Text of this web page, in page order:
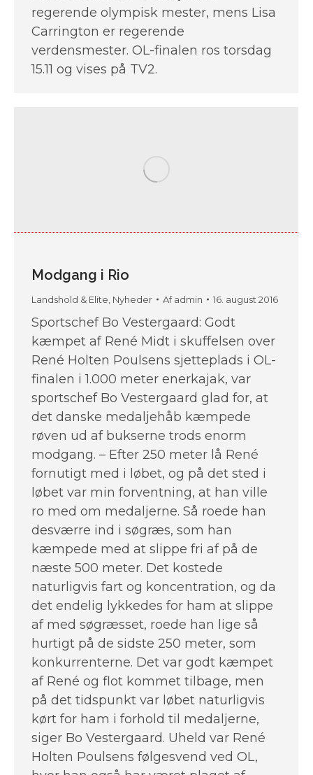
regerende olympisk mester, mens Lisa
Carrington er regerende
verdensmester. OL-finalen ros torsdag
15.11 og vises på TV2.
Modgang i Rio
Landshold & Elite, Nyheder Afadmin 16. august 2016
Sportschef Bo Vestergaard: Godt
kæmpet af René Midt i skuffelsen over
René Holten Poulsens sjetteplads i OL-
finalen i 1.000 meter enerkajak, var
sportschef Bo Vestergaard glad for, at
det danske medaljehåb kæmpede
røven ud af bukserne trods enorm
modgang. – Efter 250 meter lå René
fornutigt med i løbet, og på det sted i
løbet var min forventning, at han ville
ro med om medaljerne. Så roede han
desværre ind i søgræs, som han
kæmpede med at slippe fri af på de
næste 500 meter. Det kostede
naturligvis fart og koncentration, og da
det endelig lykkedes for ham at slippe
af med søgræsset, roede han lige så
hurtigt på de sidste 250 meter, som
konkurrenterne. Det var godt kæmpet
af René og flot kommet tilbage, men
på det tidspunkt var løbet naturligvis
kørt for ham i forhold til medaljerne,
siger Bo Vestergaard. Uheld var René
Holten Poulsens følgesvend ved OL,